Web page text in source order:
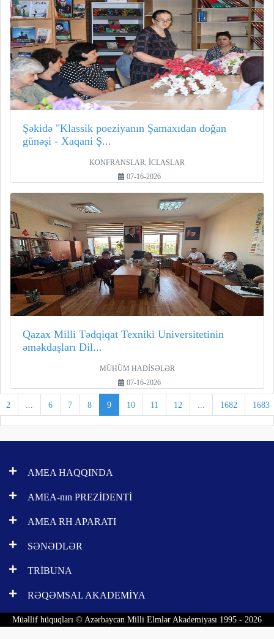
Şəkidə "Klassik poeziyanın Şamaxıdan doğan
günəşi - Xaqani Ş...
KONFRANSLAR, İCLASLAR
07-16-2026
Qazax Milli Tədqiqat Texniki Universitetinin
əməkdaşları Dil...
MÜHÜM HADİSƏLƏR
07-16-2026
2 ... 6 7 8 9 10 11 12 ... 1682 1683
AMEA HAQQINDA
AMEA-nın PREZİDENTİ
AMEA RH APARATI
SƏNƏDLƏR
TRİBUNA
RƏQƏMSAL AKADEMİYA
Müəllif hüquqları © Azərbaycan Milli Elmlər Akademiyası 1995 - 2026